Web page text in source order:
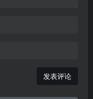
发表评论